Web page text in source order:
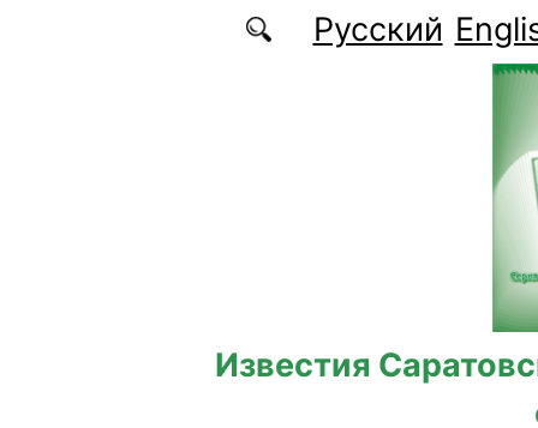
Перейти к основному содержаниюРусский
Известия